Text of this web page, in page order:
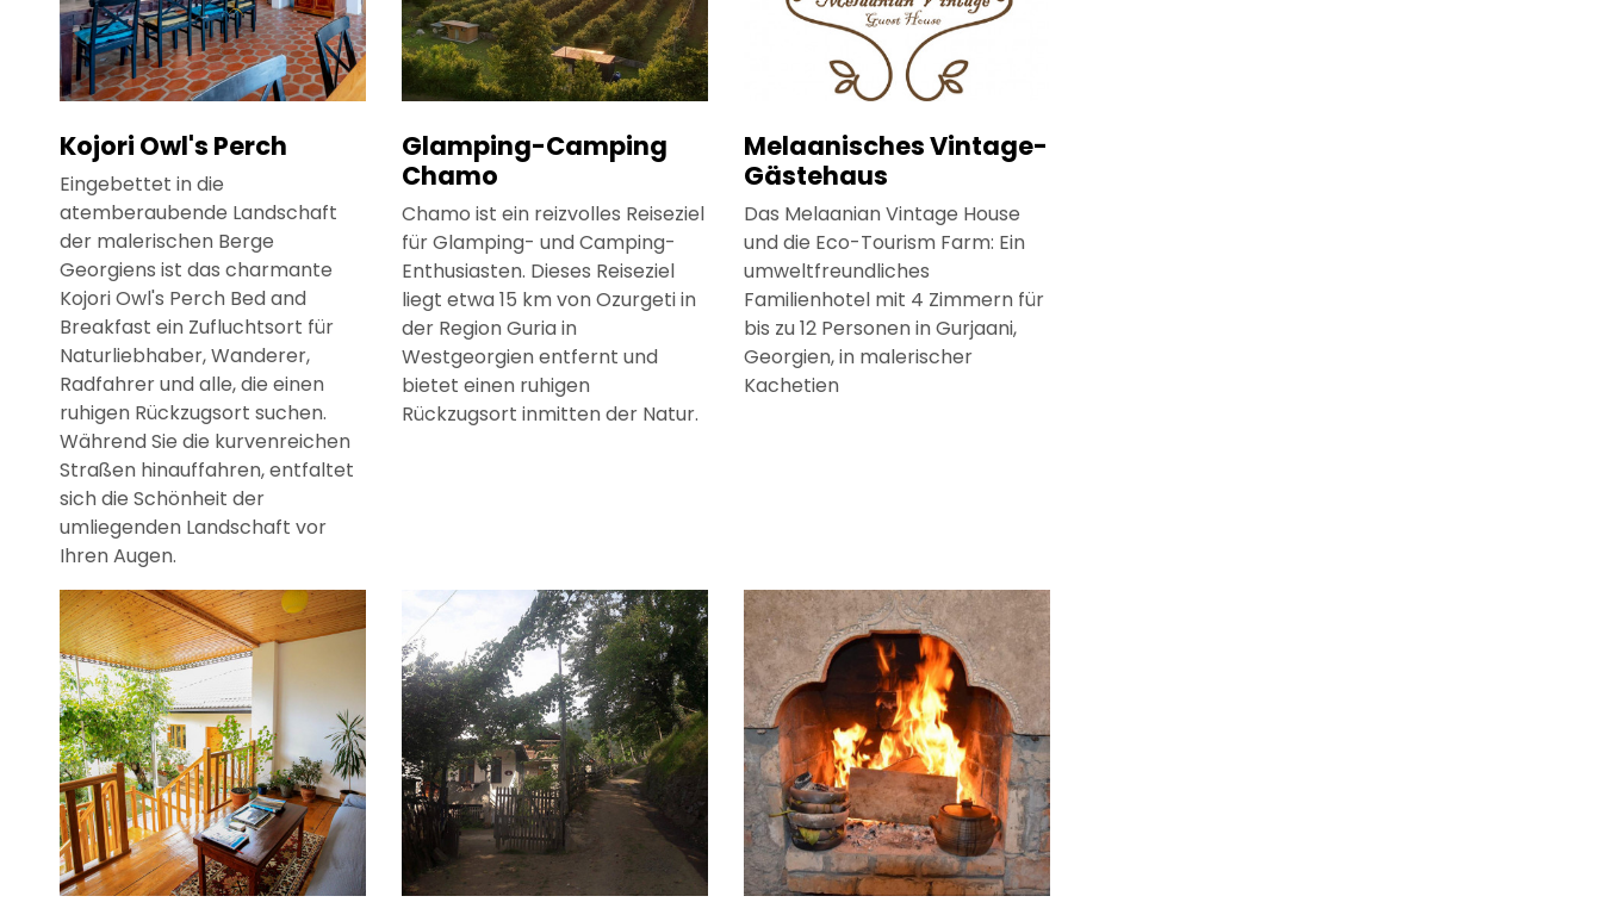
Kojori Owl's Perch
Eingebettet in die
atemberaubende Landschaft
der malerischen Berge
Georgiens ist das charmante
Kojori Owl's Perch Bed and
Breakfast ein Zufluchtsort für
Naturliebhaber, Wanderer,
Radfahrer und alle, die einen
ruhigen Rückzugsort suchen.
Während Sie die kurvenreichen
Straßen hinauffahren, entfaltet
sich die Schönheit der
umliegenden Landschaft vor
Ihren Augen.
Glamping-Camping
Chamo
Chamo ist ein reizvolles Reiseziel
für Glamping- und Camping-
Enthusiasten. Dieses Reiseziel
liegt etwa 15 km von Ozurgeti in
der Region Guria in
Westgeorgien entfernt und
bietet einen ruhigen
Rückzugsort inmitten der Natur.
Melaanisches Vintage-
Gästehaus
Das Melaanian Vintage House
und die Eco-Tourism Farm: Ein
umweltfreundliches
Familienhotel mit 4 Zimmern für
bis zu 12 Personen in Gurjaani,
Georgien, in malerischer
Kachetien